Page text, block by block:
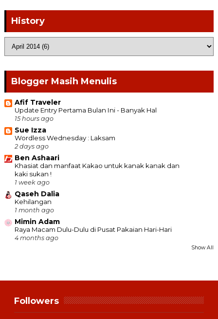
History
Blogger Masih Menulis
Afif Traveler
Update Entry Pertama Bulan Ini - Banyak Hal
15 hours ago
Sue Izza
Wordless Wednesday : Laksam
2 days ago
Ben Ashaari
Khasiat dan manfaat Kakao untuk kanak kanak dan
kaki sukan !
1 week ago
Qaseh Dalia
Kehilangan
1 month ago
Mimin Adam
Raya Macam Dulu-Dulu di Pusat Pakaian Hari-Hari
4 months ago
Show All
Followers